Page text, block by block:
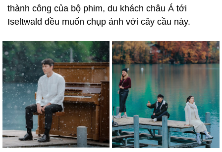
thành công của bộ phim, du khách châu Á tới
Iseltwald đều muốn chụp ảnh với cây cầu này.